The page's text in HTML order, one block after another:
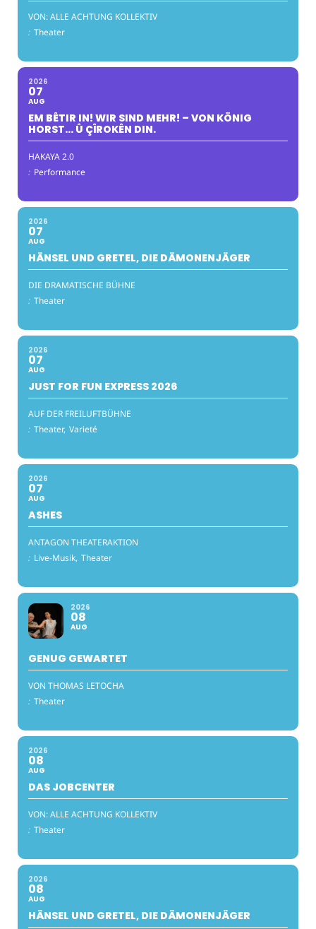
VON: ALLE ACHTUNG KOLLEKTIV
: Theater
2026
07
AUG
EM BÊTIR IN! WIR SIND MEHR! – VON KÖNIG
HORST… Û ÇÎROKÊN DIN.
HAKAYA 2.0
: Performance
2026
07
AUG
HÄNSEL UND GRETEL, DIE DÄMONENJÄGER
DIE DRAMATISCHE BÜHNE
: Theater
2026
07
AUG
JUST FOR FUN EXPRESS 2026
AUF DER FREILUFTBÜHNE
: Theater, Varieté
2026
07
AUG
ASHES
ANTAGON THEATERAKTION
: Live-Musik, Theater
2026
08
AUG
GENUG GEWARTET
VON THOMAS LETOCHA
: Theater
2026
08
AUG
DAS JOBCENTER
VON: ALLE ACHTUNG KOLLEKTIV
: Theater
2026
08
AUG
HÄNSEL UND GRETEL, DIE DÄMONENJÄGER